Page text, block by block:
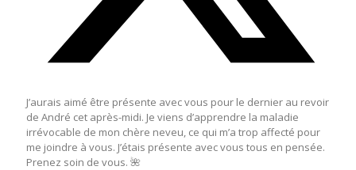
J’aurais aimé être présente avec vous pour le dernier au revoir
de André cet après-midi. Je viens d’apprendre la maladie
irrévocable de mon chère neveu, ce qui m’a trop affecté pour
me joindre à vous. J’étais présente avec vous tous en pensée.
Prenez soin de vous. 🌺